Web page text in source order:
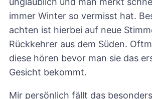
immer Winter so vermisst hat.
achten ist hierbei auf neue
Rückkehrer aus dem Süden.
diese hören bevor man sie das
Gesicht bekommt.
Mir persönlich fällt das